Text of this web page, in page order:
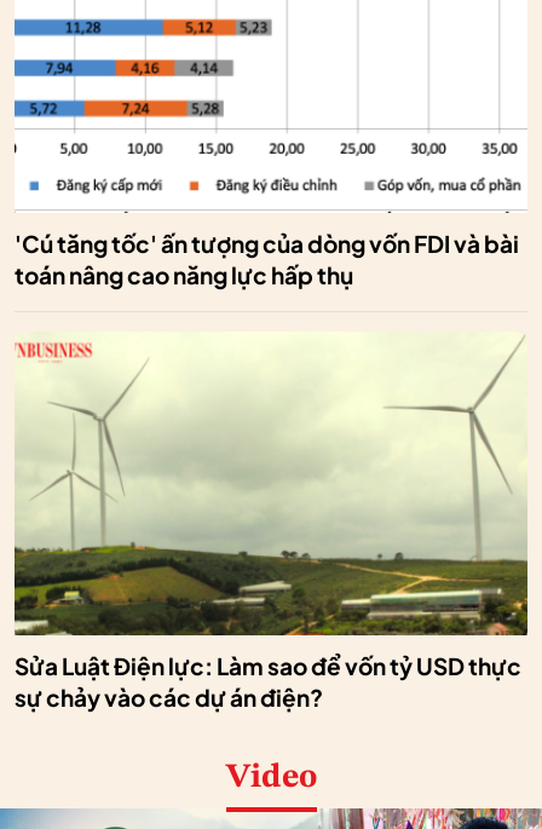
'Cú tăng tốc' ấn tượng của dòng vốn FDI và bài
toán nâng cao năng lực hấp thụ
Sửa Luật Điện lực: Làm sao để vốn tỷ USD thực
sự chảy vào các dự án điện?
Video